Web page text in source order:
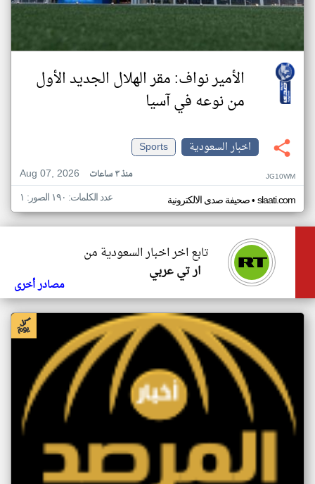
الأمير نواف: مقر الهلال الجديد الأول
من نوعه في آسيا
اخبار السعودية
Sports
Aug 07, 2026
منذ ٣ ساعات JG10WM
صحيفة صدى الالكترونية• slaati.com عدد الكلمات: ١٩٠ الصور: ١
تابع اخر اخبار السعودية من
ار تي عربي
مصادر أخرى